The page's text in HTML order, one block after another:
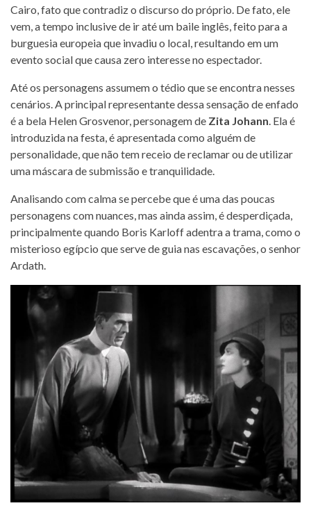
Cairo, fato que contradiz o discurso do próprio. De fato, ele
vem, a tempo inclusive de ir até um baile inglês, feito para a
burguesia europeia que invadiu o local, resultando em um
evento social que causa zero interesse no espectador.
Até os personagens assumem o tédio que se encontra nesses
cenários. A principal representante dessa sensação de enfado
é a bela Helen Grosvenor, personagem de Zita Johann. Ela é
introduzida na festa, é apresentada como alguém de
personalidade, que não tem receio de reclamar ou de utilizar
uma máscara de submissão e tranquilidade.
Analisando com calma se percebe que é uma das poucas
personagens com nuances, mas ainda assim, é desperdiçada,
principalmente quando Boris Karloff adentra a trama, como o
misterioso egípcio que serve de guia nas escavações, o senhor
Ardath.